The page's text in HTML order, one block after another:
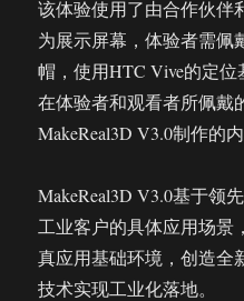
该体验使用了由合作伙伴
为展示屏幕，体验者需佩
帽，使用HTC Vive的定位
在体验者和观看者所佩戴
MakeReal3D V3.0制作的内
MakeReal3D V3.0基于领
工业客户的具体应用场景
真应用基础环境，创造全
技术实现工业化落地。